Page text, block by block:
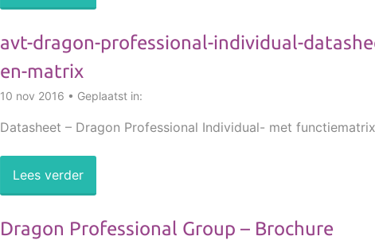
avt-dragon-professional-individual-
en-matrix
10 nov 2016 • Geplaatst in:
Datasheet – Dragon Professional Individual- met functiematrix
Lees verder
Dragon Professional Group – Brochure